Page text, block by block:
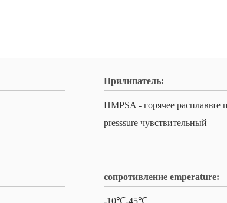
Прилипатель:
HMPSA - горячее расплавьте
presssure чувствительный
сопротивление emperature:
-10℃-45℃